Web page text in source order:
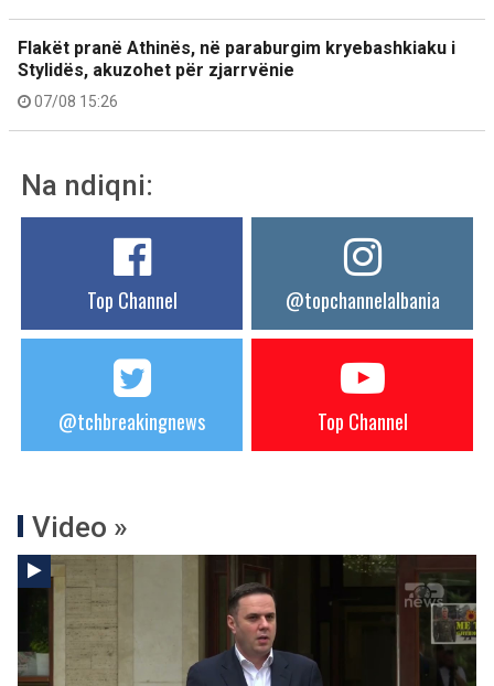
Flakët pranë Athinës, në paraburgim kryebashkiaku i
Stylidës, akuzohet për zjarrvënie
07/08 15:26
Na ndiqni:
Top Channel @topchannelalbania
@tchbreakingnews Top Channel
Video »